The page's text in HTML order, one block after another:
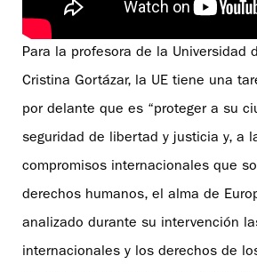
Para la profesora de la Universidad
Cristina Gortázar, la UE tiene una
por delante que es “proteger a su
seguridad de libertad y justicia y, a
compromisos internacionales que
derechos humanos, el alma de
analizado durante su intervención
internacionales y los derechos de